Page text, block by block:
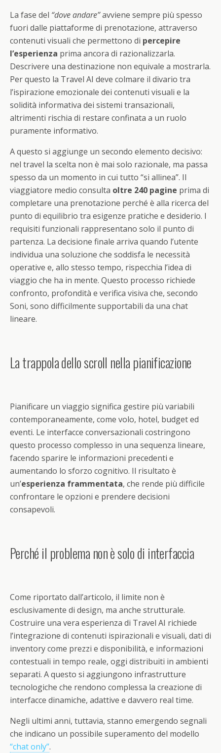
La fase del “dove andare”avviene sempre più spesso
fuori dalle piattaforme di prenotazione, attraverso
contenuti visuali che permettono di percepire
l’esperienza prima ancora di razionalizzarla.
Descrivere una destinazione non equivale a mostrarla.
Per questo la Travel AI deve colmare il divario tra
l’ispirazione emozionale dei contenuti visuali e la
solidità informativa dei sistemi transazionali,
altrimenti rischia di restare confinata a un ruolo
puramente informativo.
A questo si aggiunge un secondo elemento decisivo:
nel travel la scelta non è mai solo razionale, ma passa
spesso da un momento in cui tutto “si allinea”. Il
viaggiatore medio consulta oltre 240 pagine prima di
completare una prenotazione perché è alla ricerca del
punto di equilibrio tra esigenze pratiche e desiderio. I
requisiti funzionali rappresentano solo il punto di
partenza. La decisione finale arriva quando l’utente
individua una soluzione che soddisfa le necessità
operative e, allo stesso tempo, rispecchia l’idea di
viaggio che ha in mente. Questo processo richiede
confronto, profondità e verifica visiva che, secondo
Soni, sono difficilmente supportabili da una chat
lineare.
La trappola dello scroll nella pianificazione
Pianificare un viaggio significa gestire più variabili
contemporaneamente, come volo, hotel, budget ed
eventi. Le interfacce conversazionali costringono
questo processo complesso in una sequenza lineare,
facendo sparire le informazioni precedenti e
aumentando lo sforzo cognitivo. Il risultato è
un’esperienza frammentata, che rende più difficile
confrontare le opzioni e prendere decisioni
consapevoli.
Perché il problema non è solo di interfaccia
Come riportato dall’articolo, il limite non è
esclusivamente di design, ma anche strutturale.
Costruire una vera esperienza di Travel AI richiede
l’integrazione di contenuti ispirazionali e visuali, dati di
inventory come prezzi e disponibilità, e informazioni
contestuali in tempo reale, oggi distribuiti in ambienti
separati. A questo si aggiungono infrastrutture
tecnologiche che rendono complessa la creazione di
interfacce dinamiche, adattive e davvero real time.
Negli ultimi anni, tuttavia, stanno emergendo segnali
che indicano un possibile superamento del modello
“chat only”.